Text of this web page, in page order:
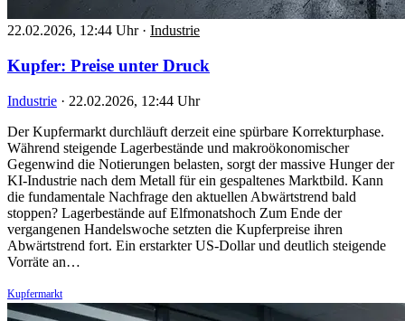
22.02.2026, 12:44 Uhr · Industrie
Kupfer: Preise unter Druck
Industrie · 22.02.2026, 12:44 Uhr
Der Kupfermarkt durchläuft derzeit eine spürbare Korrekturphase.
Während steigende Lagerbestände und makroökonomischer
Gegenwind die Notierungen belasten, sorgt der massive Hunger der
KI-Industrie nach dem Metall für ein gespaltenes Marktbild. Kann
die fundamentale Nachfrage den aktuellen Abwärtstrend bald
stoppen? Lagerbestände auf Elfmonatshoch Zum Ende der
vergangenen Handelswoche setzten die Kupferpreise ihren
Abwärtstrend fort. Ein erstarkter US-Dollar und deutlich steigende
Vorräte an…
Kupfermarkt